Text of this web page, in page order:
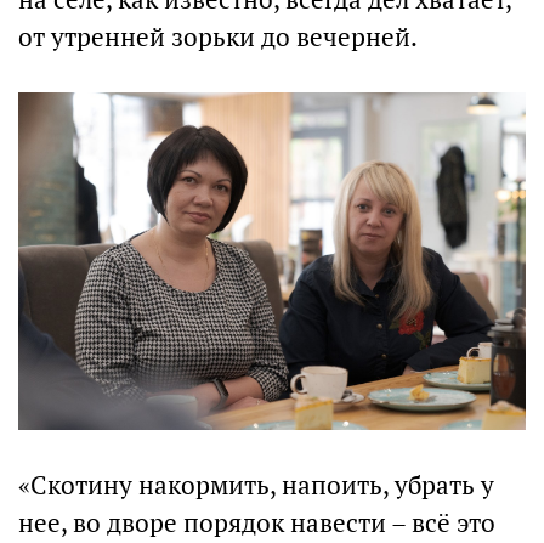
от утренней зорьки до вечерней.
«Скотину накормить, напоить, убрать у
нее, во дворе порядок навести – всё это